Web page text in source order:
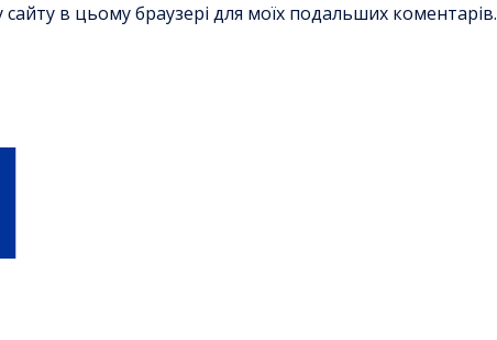
в цьому браузері для моїх подальших коментарів.